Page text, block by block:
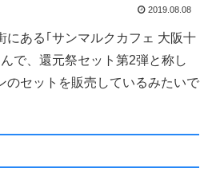
2019.08.08
にある｢サンマルクカフェ 大阪十
で、還元祭セット第2弾と称し
のセットを販売しているみたいで